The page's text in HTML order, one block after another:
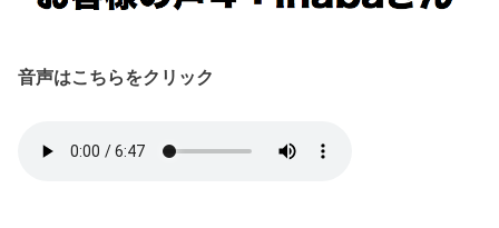
音声はこちらをクリック